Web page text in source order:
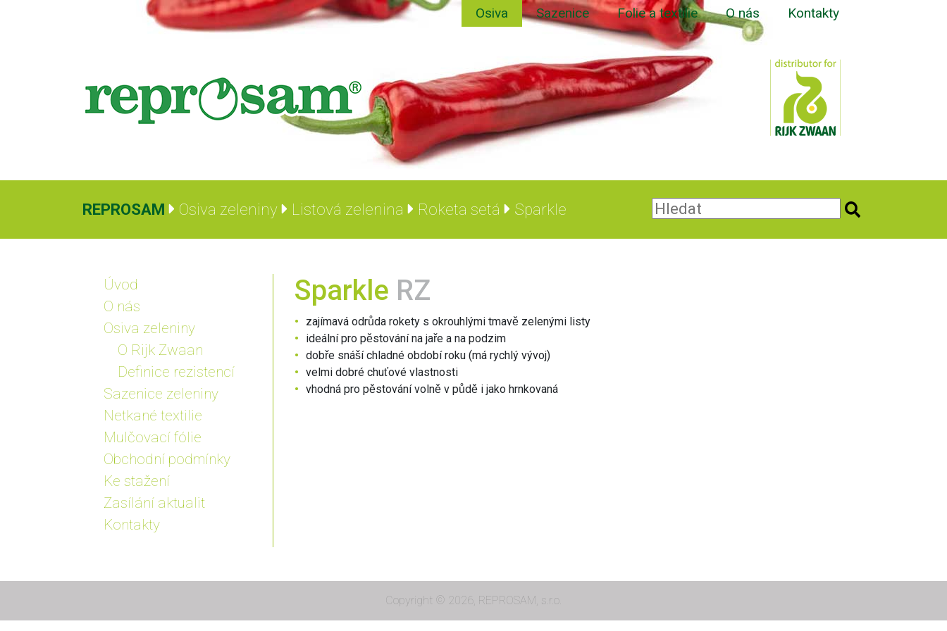
Osiva Sazenice Folie a textilie O nás Kontakty
REPROSAM Osiva zeleniny Listová zelenina Roketa setá Sparkle
Úvod
O nás
Osiva zeleniny
O Rijk Zwaan
Definice rezistencí
Sazenice zeleniny
Netkané textilie
Mulčovací fólie
Obchodní podmínky
Ke stažení
Zasílání aktualit
Kontakty
Sparkle RZ
zajímavá odrůda rokety s okrouhlými tmavě zelenými listy
ideální pro pěstování na jaře a na podzim
dobře snáší chladné období roku (má rychlý vývoj)
velmi dobré chuťové vlastnosti
vhodná pro pěstování volně v půdě i jako hrnkovaná
Copyright © 2026, REPROSAM, s.r.o.